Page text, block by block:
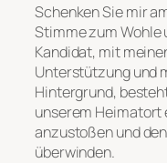
Schenken Sie mir
Stimme zum Wohle
Kandidat, mit
Unterstützung und
Hintergrund,
unserem Heimatort
anzustoßen und
überwinden.